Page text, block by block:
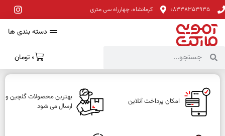
08338353935 کرمانشاه، چهارراه سی متری
دسته بندی ها
0 تومان
امکان پرداخت آنلاین
بهترین محصولات گلچین و
ارسال می شود